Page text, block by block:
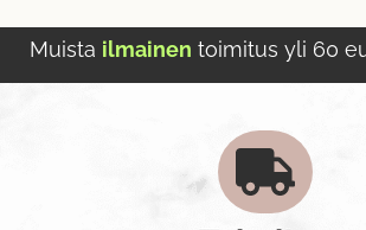
Muista ilmainen toimitus yli 60